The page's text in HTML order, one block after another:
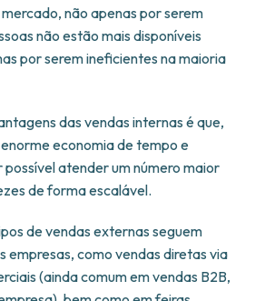
não apenas por serem
não estão mais disponíveis
por serem ineficientes na maioria
das vendas internas é que,
economia de tempo e
possível atender um número maior
de forma escalável.
de vendas externas seguem
empresas, como vendas diretas via
(ainda comum em vendas B2B,